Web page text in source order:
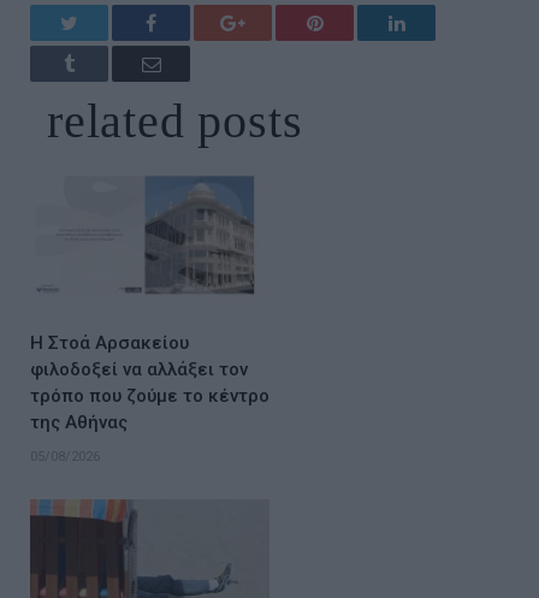
Facebook Google+ Pinterest LinkedIn
Tumblr Email
related posts
Η Στοά Αρσακείου
φιλοδοξεί να αλλάξει τον
τρόπο που ζούμε το κέντρο
της Αθήνας
05/08/2026